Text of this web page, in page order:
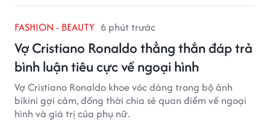
FASHION - BEAUTY 6 phút trước
Vợ Cristiano Ronaldo thẳng thắn đáp trả
bình luận tiêu cực về ngoại hình
Vợ Cristiano Ronaldo khoe vóc dáng trong bộ ảnh
bikini gợi cảm, đồng thời chia sẻ quan điểm về ngoại
hình và giá trị của phụ nữ.